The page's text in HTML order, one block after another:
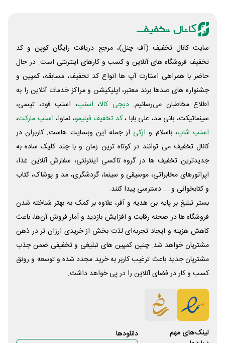
سایت کانال تخفیف (آف چنل)، مرجع دریافت رایگان کوپن و کد
تخفیف فروشگاه های آنلاین و کسب و‌ کارهای اینترنتی است. در حال
حاضر با همراهی استارت آپ ها انواع کد تخفیف، مسابقه، کمپین و
جشنواره های صدها برند معتبر، اپلیکیشن و مراکز خدمات آنلاین را به
اطلاع مخاطبان می‌رسانیم. دیجی کالا، اسنپ، اسنپ فود، تپسی،
سینماتیکت، بانی مد، علی‌ بابا ،کد تخفیف فیلیمو، نماوا، اسنپ مارکت،
اسنپ شاپ، باسلام و ازکی از جمله این وبسایت ‌هاست. کاربران در
کانال تخفیف می توانند در کوتاه ترین زمان و با چند کلیک ساده به
جدیدترین تخفیف ها در گروه تاکسی اینترنتی، سفارش آنلاین غذا،
اپراتورهای مخابراتی، موسیقی و سینما، گردشگری، مد و پوشاک، کتاب
و کتابخوانی و ... دسترسی پیدا کنند.
بستر تبلیغ بر پایه بن هدیه و آفر، علاوه بر کمک به بهتر شناخته شدن
فروشگاه ها در صحنه رقابت و افزایش بازدید و آمار فروش آن‌ها، باعث
کاهش هزینه و ایجاد تجربه‌ای لذت بخش از خریدی ارزان تر در ذهن
مشتریان خواهد شد. چنین کمپین های تبلیغی و تخفیفی ضمن جذب
مشتریان جدید باعث ترغیب کاربر به خرید مجدد شده و توسعه و رونق
کسب و کار در فضای آنلاین را در پی خواهد داشت.
لینک‌های مهم دانلود‌ها